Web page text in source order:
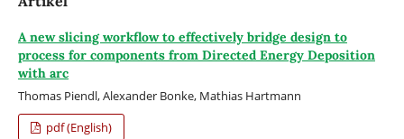
A new slicing workflow to effectively bridge design to
process for components from Directed Energy Deposition
with arc
Thomas Piendl, Alexander Bonke, Mathias Hartmann
pdf (English)